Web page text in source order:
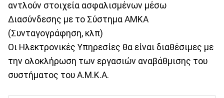
αντλούν στοιχεία ασφαλισμένων μέσω
Διασύνδεσης με το Σύστημα ΑΜΚΑ
(Συνταγογράφηση, κλπ)
Οι Ηλεκτρονικές Υπηρεσίες θα είναι διαθέσιμες με
την ολοκλήρωση των εργασιών αναβάθμισης του
συστήματος του Α.Μ.Κ.Α.